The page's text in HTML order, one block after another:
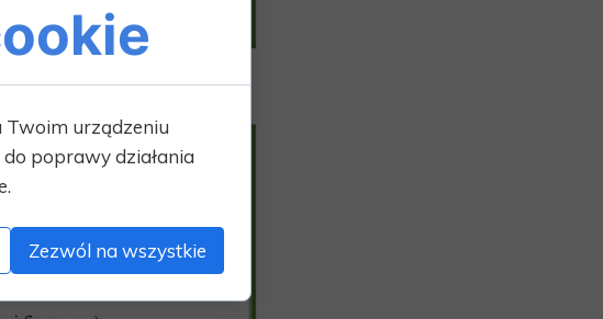
Twoim urządzeniu
poprawy działania
Zezwól na wszystkie